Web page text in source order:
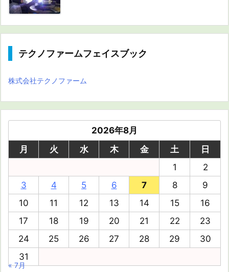
テクノファームフェイスブック
株式会社テクノファーム
2026年8月
月
火 水 木 金 土
日
1
2
3
4 5 6 7 8
9
10
11 12 13 14 15
16
17
18 19 20 21 22
23
24
25 26 27 28 29
30
31
« 7月